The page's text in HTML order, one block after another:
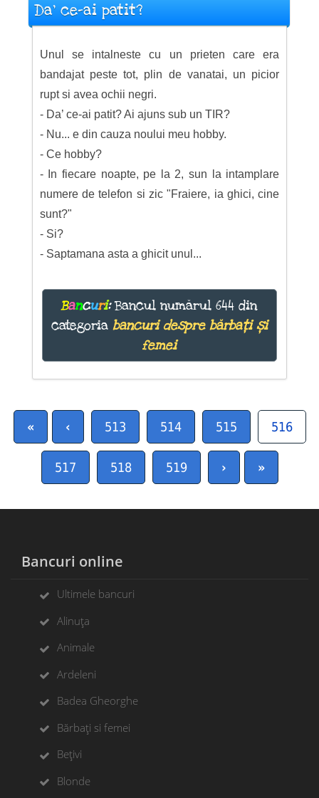
Da’ ce-ai patit?
Unul se intalneste cu un prieten care era
bandajat peste tot, plin de vanatai, un picior
rupt si avea ochii negri.
- Da’ ce-ai patit? Ai ajuns sub un TIR?
- Nu... e din cauza noului meu hobby.
- Ce hobby?
- In fiecare noapte, pe la 2, sun la intamplare
numere de telefon si zic "Fraiere, ia ghici, cine
sunt?"
- Si?
- Saptamana asta a ghicit unul...
Bancuri:Bancul numărul 644 din
categoria bancuri despre bărbați și
femei
« ‹ 513 514 515 516
517 518 519 › »
Bancuri online
Ultimele bancuri
Alinuța
Animale
Ardeleni
Badea Gheorghe
Bărbați si femei
Bețivi
Blonde